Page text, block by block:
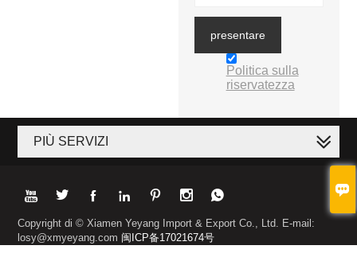

presentare
Politica sulla
riservatezza
PIÙ SERVIZI
      
Copyright di © Xiamen Yeyang Import & Export Co., Ltd. E-mail:
losy@xmyeyang.com 闽ICP备17021674号